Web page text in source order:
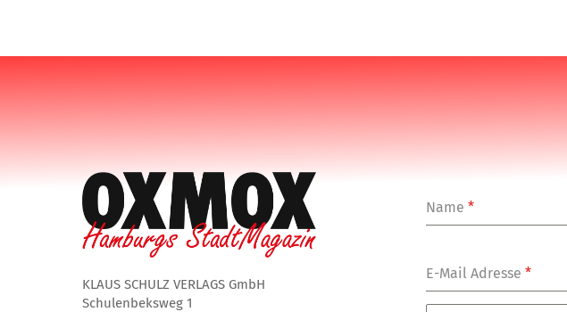
KLAUS SCHULZ VERLAGS GmbH
Schulenbeksweg 1
Name*
E-Mail Adresse*